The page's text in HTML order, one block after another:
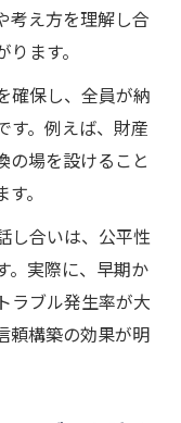
考え方を理解し合
ます。
確保し、全員が納
す。例えば、財産
の場を設けること
。
し合いは、公平性
。実際に、早期か
ラブル発生率が大
頼構築の効果が明